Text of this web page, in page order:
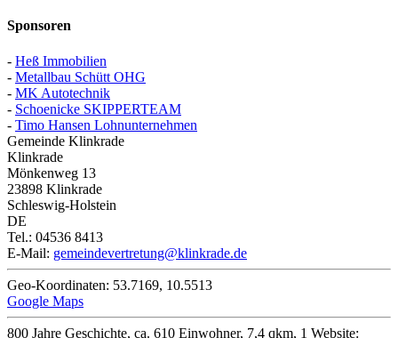
Sponsoren
- Heß Immobilien
- Metallbau Schütt OHG
- MK Autotechnik
- Schoenicke SKIPPERTEAM
- Timo Hansen Lohnunternehmen
Gemeinde Klinkrade
Klinkrade
Mönkenweg 13
23898 Klinkrade
Schleswig-Holstein
DE
Tel.: 04536 8413
E-Mail: gemeindevertretung@klinkrade.de
Geo-Koordinaten: 53.7169, 10.5513
Google Maps
800 Jahre Geschichte, ca. 610 Einwohner, 7,4 qkm, 1 Website: